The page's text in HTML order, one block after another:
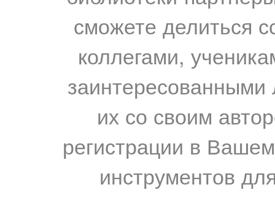
сможете делиться
коллегами,
их со своим
регистрации в
инструментов